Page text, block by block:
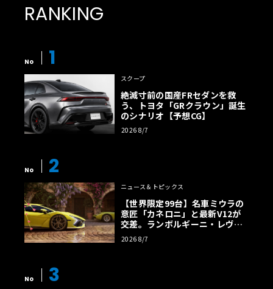
RANKING
No 1
スクープ
絶滅寸前の国産FRセダンを救
う、トヨタ「GRクラウン」誕生
のシナリオ【予想CG】
2026 8/7
No 2
ニュース＆トピックス
【世界限定99台】名車ミウラの
意匠「カネロニ」と最新V12が
交差。ランボルギーニ・レヴエ
ルトに60周年記念車が登場
2026 8/7
No 3